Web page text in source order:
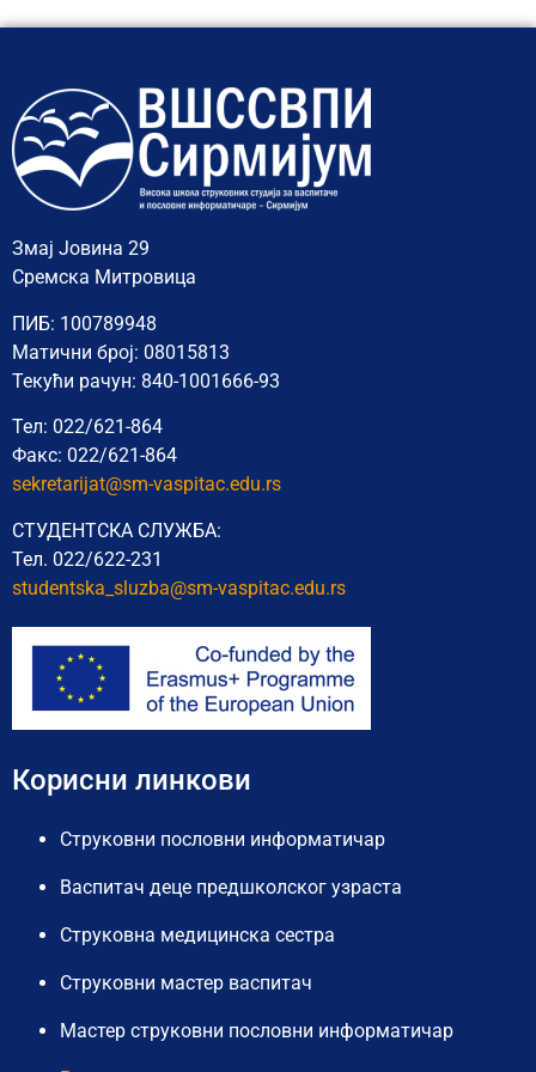
Змај Јовина 29
Сремска Митровица
ПИБ: 100789948
Матични број: 08015813
Текући рачун: 840-1001666-93
Тел: 022/621-864
Факс: 022/621-864
sekretarijat@sm-vaspitac.edu.rs
СТУДЕНТСКА СЛУЖБА:
Тел. 022/622-231
studentska_sluzba@sm-vaspitac.edu.rs
Корисни линкови
Струковни пословни информатичар
Васпитач деце предшколског узраста
Струковна медицинска сестра
Струковни мастер васпитач
Мастер струковни пословни информатичар